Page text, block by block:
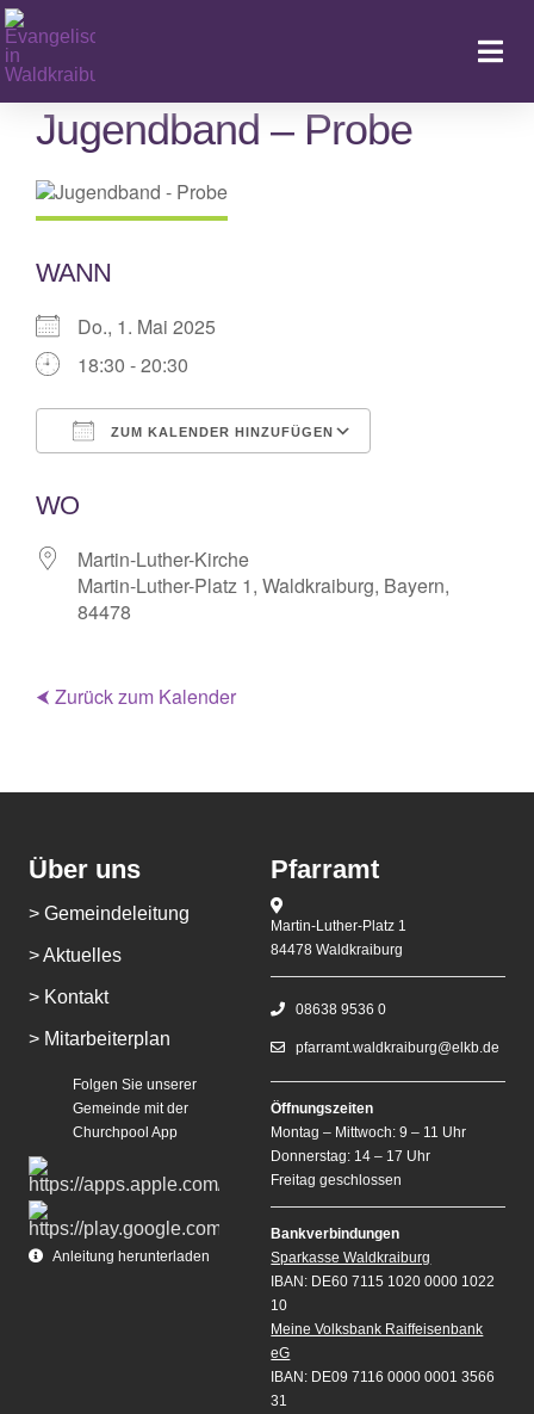
Zum
Inhalt
springen
Jugendband – Probe
WANN
Do., 1. Mai 2025
18:30 - 20:30
ZUM KALENDER HINZUFÜGEN
WO
Martin-Luther-Kirche
Martin-Luther-Platz 1, Waldkraiburg, Bayern,
84478
⮜ Zurück zum Kalender
Über uns
> Gemeindeleitung
> Aktuelles
> Kontakt
> Mitarbeiterplan
Folgen Sie unserer
Gemeinde mit der
Churchpool App
Anleitung herunterladen
Pfarramt
Martin-Luther-Platz 1
84478 Waldkraiburg
08638 9536 0
pfarramt.waldkraiburg@elkb.de
Öffnungszeiten
Montag – Mittwoch: 9 – 11 Uhr
Donnerstag: 14 – 17 Uhr
Freitag geschlossen
Bankverbindungen
Sparkasse Waldkraiburg
IBAN: DE60 7115 1020 0000 1022
10
Meine Volksbank Raiffeisenbank
eG
IBAN: DE09 7116 0000 0001 3566
31